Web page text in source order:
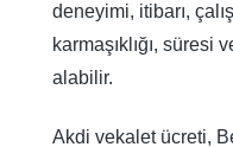
deneyimi, itibarı,
karmaşıklığı, süresi
alabilir.
Akdi vekalet ücreti,